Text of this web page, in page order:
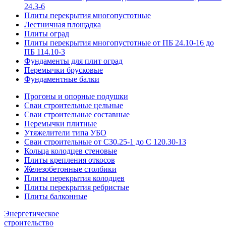
24.3-6
Плиты перекрытия многопустотные
Лестничная площадка
Плиты оград
Плиты перекрытия многопустотные от ПБ 24.10-16 до
ПБ 114.10-3
Фундаменты для плит оград
Перемычки брусковые
Фундаментные балки
Прогоны и опорные подушки
Сваи строительные цельные
Сваи строительные составные
Перемычки плитные
Утяжелители типа УБО
Сваи строительные от С30.25-1 до С 120.30-13
Кольца колодцев стеновые
Плиты крепления откосов
Железобетонные столбики
Плиты перекрытия колодцев
Плиты перекрытия ребристые
Плиты балконные
Энергетическое
строительство